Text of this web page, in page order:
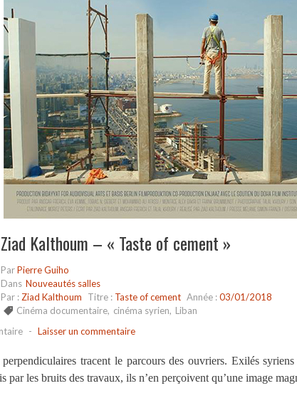
Ziad Kalthoum – « Taste of cement »
ParPierre Guiho
Dans Nouveautés salles
Par : Ziad Kalthoum Titre : Taste of cement Année :03/01/2018
Cinéma documentaire, cinéma syrien, Liban
- Laisser un commentaire
tracent le parcours des ouvriers. Exilés
par les bruits des travaux, ils n’en perçoivent qu’une image